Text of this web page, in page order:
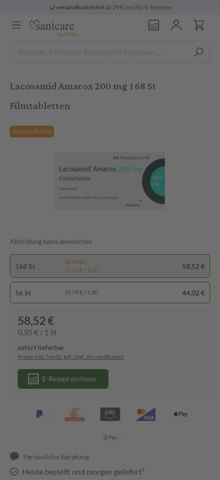
versandkostenfreiab 29 € und für E-Rezepte
Lacosamid Amarox 200 mg 168 St
Filmtabletten
Rezeptpflichtig
Abbildung kann abweichen
168 St
Spartipp
(0,35 € / 1 St)
58,52 €
56 St (0,79 € / 1 St) 44,02 €
58,52 €
0,35 € / 1 St
sofort lieferbar
Preise inkl. MwSt. ggf. zzgl. Versandkosten
E-Rezept einlösen
Persönliche Beratung
Heute bestellt und morgen geliefert³